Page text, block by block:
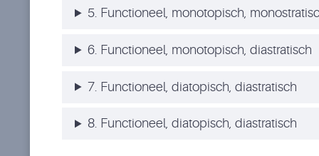
5. Functioneel, monotopisch,
6. Functioneel, monotopisch, diastratisch
7. Functioneel, diatopisch, diastratisch
8. Functioneel, diatopisch, diastratisch